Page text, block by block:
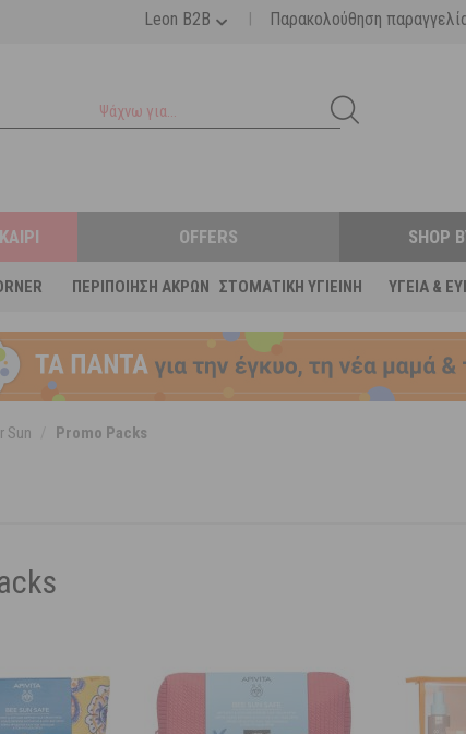
Leon B2B | Παρακολούθηση
ΠΕΡΙΠΟΊΗΣΗ ΆΚΡΩΝ ΣΤΟΜΑΤΙΚΉ ΥΓΙΕΙΝΉ ΥΓΕΊΑ &
OFFERS SHOP
Sun Promo Packs